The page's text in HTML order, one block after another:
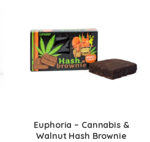
Euphoria – Cannabis &
Walnut Hash Brownie